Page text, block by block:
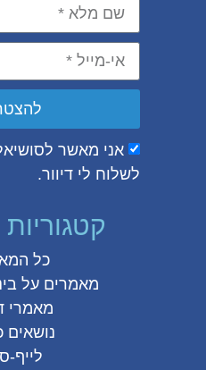
אני מאשר
לשלוח לי דיוור.
כל
מאמרים על
מאמרי
נושאים
לייף-